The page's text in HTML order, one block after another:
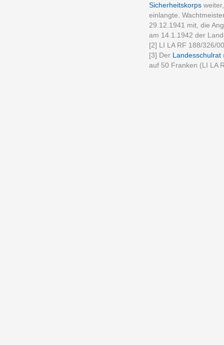
Sicherheitskorps
einlangte.
29.12.1941 mit, die
am 14.1.1942 der
[2] LI LA RF 188/326/
[3] Der Landesschulrat
auf 50 Franken (LI LA